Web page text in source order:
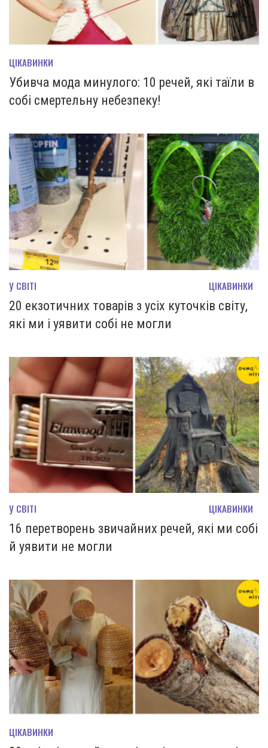
ЦІКАВИНКИ
Убивча мода минулого: 10 речей, які таїли в
собі смертельну небезпеку!
У СВІТІ ЦІКАВИНКИ
20 екзотичних товарів з усіх куточків світу,
які ми і уявити собі не могли
У СВІТІ ЦІКАВИНКИ
16 перетворень звичайних речей, які ми собі
й уявити не могли
ЦІКАВИНКИ